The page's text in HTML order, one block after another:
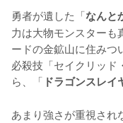
勇者が遺した「なんと
力は大物モンスターも
ードの金鉱山に住みつ
必殺技「セイクリッド
ら、「 ドラゴンスレイ
あまり強さが重視され